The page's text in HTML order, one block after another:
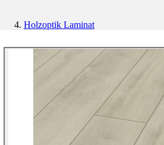
Holzoptik Laminat